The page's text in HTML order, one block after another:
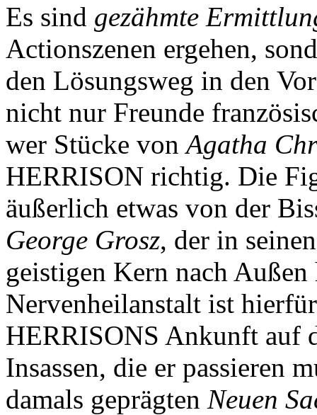
Es sind gezähmte
Actionszenen ergehen,
den Lösungsweg in den
nicht nur Freunde
wer Stücke vonAgatha
HERRISON richtig. Die
äußerlich etwas von der
George Grosz, der in
geistigen Kern nach
Nervenheilanstalt ist
HERRISONS Ankunft auf
Insassen, die er passieren
damals geprägten Neuen